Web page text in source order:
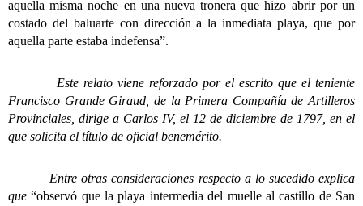
aquella misma noche en una nueva tronera que hizo abrir por un
costado del baluarte con dirección a la inmediata playa, que por
aquella parte estaba indefensa”.
Este relato viene reforzado por el escrito que el teniente
Francisco Grande Giraud, de la Primera Compañía de Artilleros
Provinciales, dirige a Carlos IV, el 12 de diciembre de 1797, en el
que solicita el título de oficial benemérito.
Entre otras consideraciones respecto a lo sucedido explica
que“observó que la playa intermedia del muelle al castillo de San